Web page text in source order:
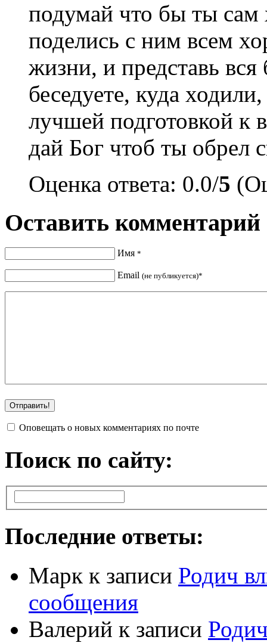
подумай что бы ты сам
поделись с ним всем
жизни, и представь вся
беседуете, куда
лучшей подготовкой к
дай Бог чтоб ты обрел
Оценка ответа: 0.0/5
Оставить комментарий
Имя *
Email (не публикуется)*
Оповещать о новых комментариях по почте
Поиск по сайту:
Последние ответы:
Марк к записи Родич
сообщения
Валерий к записи